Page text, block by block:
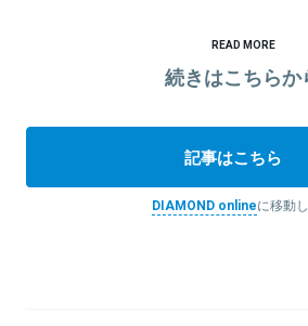
READ MORE
続きはこちらか
記事はこちら
DIAMOND onlineに移動